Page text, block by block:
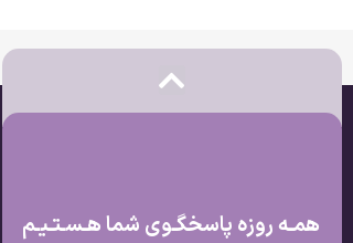
همـه روزه پاسخگـوی شما هـسـتـیـم